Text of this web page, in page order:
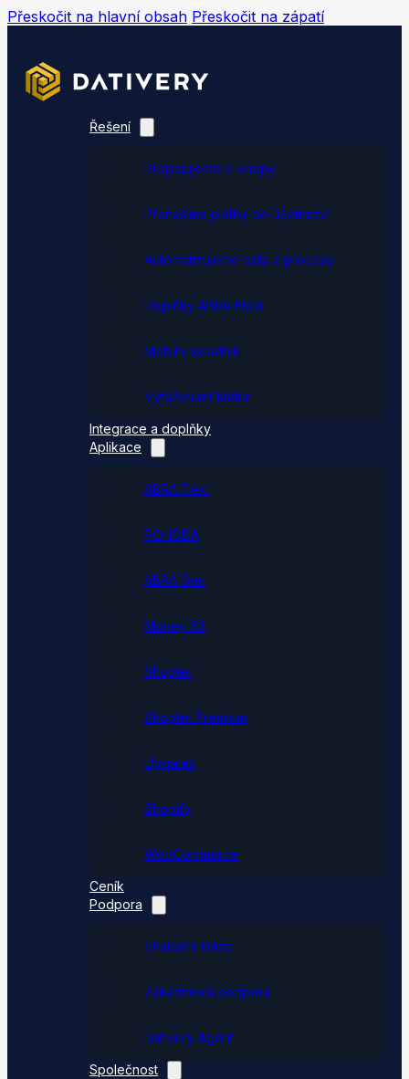
Přeskočit na hlavní obsah Přeskočit na zápatí
Řešení
Propojujeme e-shopy
Přenášíme platby do účetnictví
Automatizujeme data a procesy
Doplňky ABRA Flexi
Mobilní skladník
Vytěžování faktur
Integrace a doplňky
Aplikace
ABRA Flexi
POHODA
ABRA Gen
Money S3
Shoptet
Shoptet Premium
Upgates
Shopify
WooCommerce
Ceník
Podpora
Znalostní báze
Zákaznická podpora
Dativery Agent
Společnost